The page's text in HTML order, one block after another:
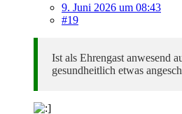
9. Juni 2026 um 08:43
#19
Ist als Ehrengast anwesend
gesundheitlich etwas